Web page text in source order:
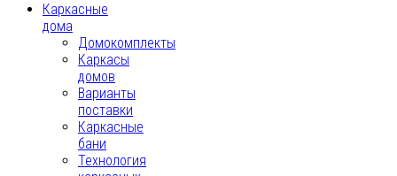
Каркасные
дома
Домокомплекты
Каркасы
домов
Варианты
поставки
Каркасные
бани
Технология